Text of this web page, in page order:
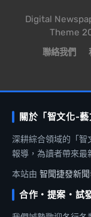
Digital
Theme
聯絡我們
關於「智文化-藝
深耕綜合領域的「智
報導，為讀者帶來最
本站由 智聞捷發新
合作・提案・試